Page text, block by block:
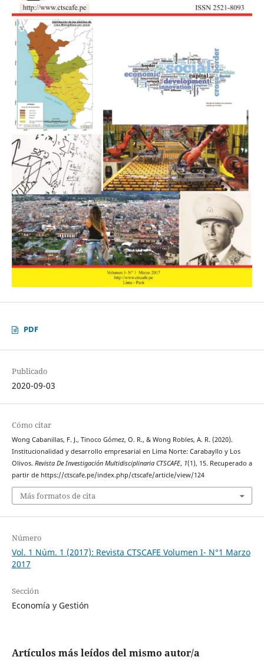
PDF
Publicado
2020-09-03
Cómo citar
Wong Cabanillas, F. J., Tinoco Gómez, O. R., & Wong Robles, A. R. (2020).
Institucionalidad y desarrollo empresarial en Lima Norte: Carabayllo y Los
Olivos. Revista De Investigación Multidisciplinaria CTSCAFE, 1(1), 15. Recuperado a
partir de https://ctscafe.pe/index.php/ctscafe/article/view/124
Más formatos de cita
Número
Vol. 1 Núm. 1 (2017): Revista CTSCAFE Volumen I- N°1 Marzo
2017
Sección
Economía y Gestión
Artículos más leídos del mismo autor/a